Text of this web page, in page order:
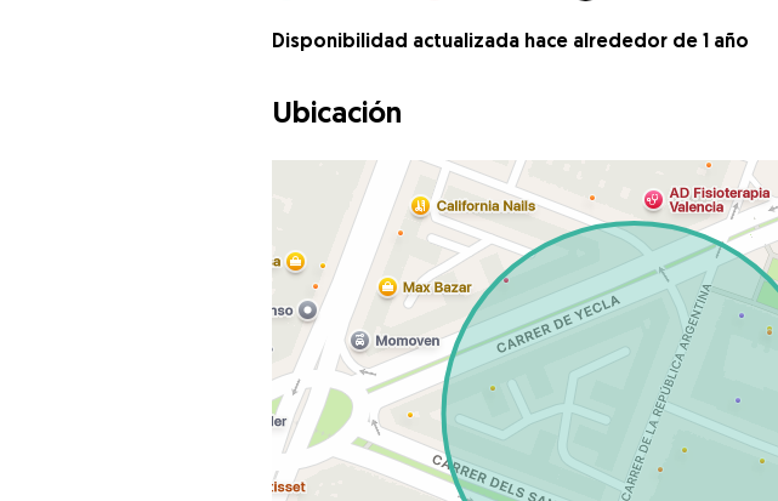
Disponibilidad actualizada hace alrededor de 1 año
Ubicación